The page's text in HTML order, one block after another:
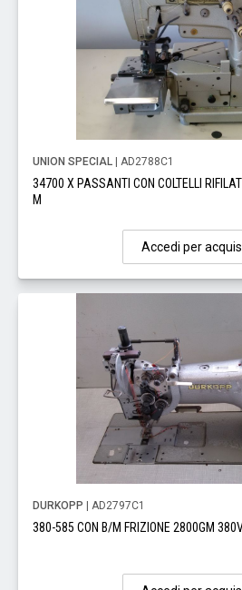
UNION SPECIAL | AD2788C1
34700 X PASSANTI CON COLTELLI
M
Accedi per
DURKOPP | AD2797C1
380-585 CON B/M FRIZIONE 2800GM